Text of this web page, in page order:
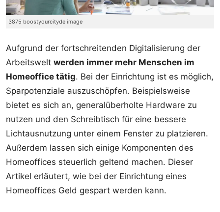
3875 boostyourcityde image
Aufgrund der fortschreitenden Digitalisierung der
Arbeitswelt werden immer mehr Menschen im
Homeoffice tätig. Bei der Einrichtung ist es möglich,
Sparpotenziale auszuschöpfen. Beispielsweise
bietet es sich an, generalüberholte Hardware zu
nutzen und den Schreibtisch für eine bessere
Lichtausnutzung unter einem Fenster zu platzieren.
Außerdem lassen sich einige Komponenten des
Homeoffices steuerlich geltend machen. Dieser
Artikel erläutert, wie bei der Einrichtung eines
Homeoffices Geld gespart werden kann.